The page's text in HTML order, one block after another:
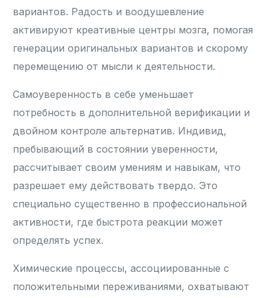
вариантов. Радость и воодушевление
активируют креативные центры мозга, помогая
генерации оригинальных вариантов и скорому
перемещению от мысли к деятельности.
Самоуверенность в себе уменьшает
потребность в дополнительной верификации и
двойном контроле альтернатив. Индивид,
пребывающий в состоянии уверенности,
рассчитывает своим умениям и навыкам, что
разрешает ему действовать твердо. Это
специально существенно в профессиональной
активности, где быстрота реакции может
определять успех.
Химические процессы, ассоциированные с
положительными переживаниями, охватывают